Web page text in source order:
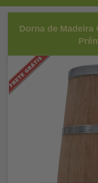
Dorna de